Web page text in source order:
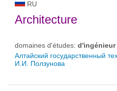
RU
Architecture
domaines d'études:
Алтайский государственный
И.И. Ползунова